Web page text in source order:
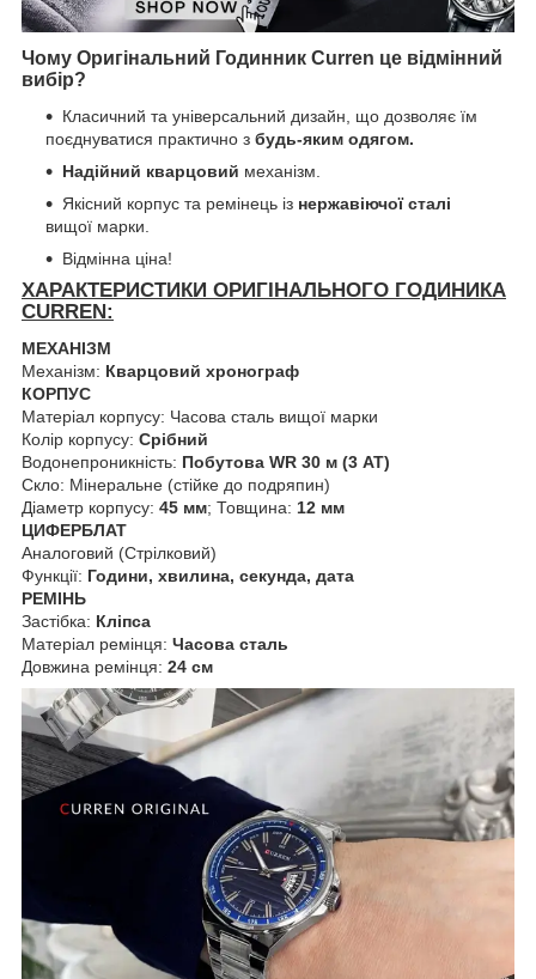
Чому Оригінальний Годинник Curren це відмінний
вибір?
Класичний та універсальний дизайн, що дозволяє їм
поєднуватися практично з будь-яким одягом.
Надійний кварцовий механізм.
Якісний корпус та ремінець із нержавіючої сталі
вищої марки.
Відмінна ціна!
ХАРАКТЕРИСТИКИ ОРИГІНАЛЬНОГО ГОДИНИКА
CURREN:
МЕХАНІЗМ
Механізм: Кварцовий хронограф
КОРПУС
Матеріал корпусу: Часова сталь вищої марки
Колір корпусу: Срібний
Водонепроникність: Побутова WR 30 м (3 АТ)
Скло: Мінеральне (стійке до подряпин)
Діаметр корпусу: 45 мм; Товщина: 12 мм
ЦИФЕРБЛАТ
Аналоговий (Стрілковий)
Функції: Години, хвилина, секунда, дата
РЕМІНЬ
Застібка: Кліпса
Матеріал ремінця: Часова сталь
Довжина ремінця: 24 см